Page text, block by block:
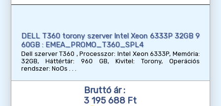
DELL T360 torony szerver Intel Xeon 6333P 32GB 9
60GB : EMEA_PROMO_T360_SPL4
Dell szerver T360 , Processzor: Intel Xeon 6333P, Memória:
32GB, Háttértár: 960 GB, Kivitel: Torony, Operációs
rendszer: NoOs
Bruttó ár :
3 195 688 Ft